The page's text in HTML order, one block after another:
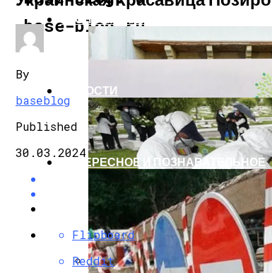
base-blog.ru
ЭКОНОМИКА И ПОЛИТИКА
НОВОСТИ
ИНТЕРЕСНОЕ И ПОЗНАВАТЕЛЬНОЕ
By
baseblog
Published
30.03.2024
Flipboard
Reddit